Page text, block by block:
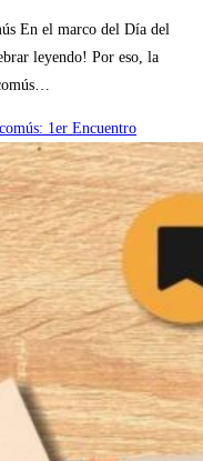
En el marco del Día del
leyendo! Por eso, la
1er Encuentro